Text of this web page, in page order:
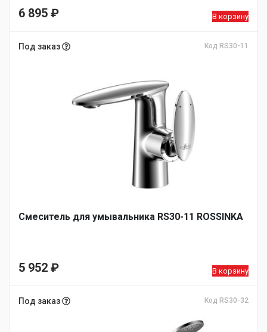
6 895 ₽ В корзину
Под заказ Код RS30-11
Смеситель для умывальника RS30-11 ROSSINKA
5 952 ₽ В корзину
Под заказ Код RS30-32